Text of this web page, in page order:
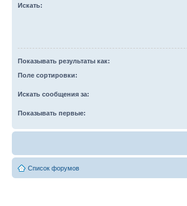
Искать:
Показывать результаты как:
Поле сортировки:
Искать сообщения за:
Показывать первые:
Список форумов